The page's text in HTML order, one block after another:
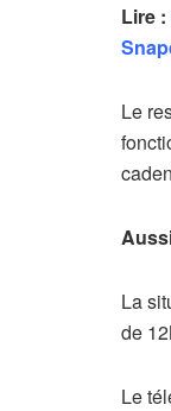
Lire :
Le
La
de
Le